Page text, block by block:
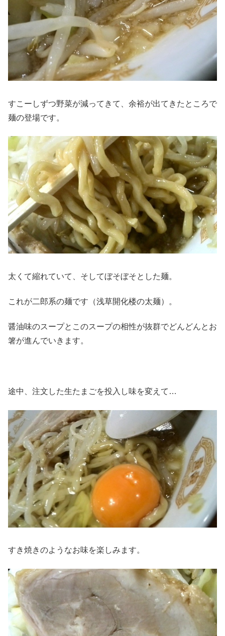
すこーしずつ野菜が減ってきて、余裕が出てきたところで
麺の登場です。
太くて縮れていて、そしてぼそぼそとした麺。
これが二郎系の麺です（浅草開化楼の太麺）。
醤油味のスープとこのスープの相性が抜群でどんどんとお
箸が進んでいきます。
途中、注文した生たまごを投入し味を変えて…
すき焼きのようなお味を楽しみます。